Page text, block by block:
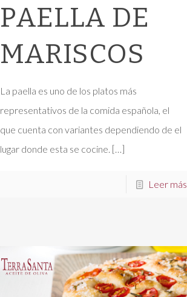
PAELLA DE
MARISCOS
La paella es uno de los platos más
representativos de la comida española, el
que cuenta con variantes dependiendo de el
lugar donde esta se cocine. […]
Leer más